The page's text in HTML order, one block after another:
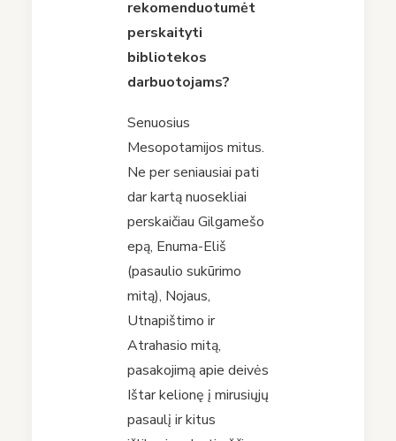
rekomenduotumėt
perskaityti
bibliotekos
darbuotojams?
Senuosius
Mesopotamijos mitus.
Ne per seniausiai pati
dar kartą nuosekliai
perskaičiau Gilgamešo
epą, Enuma-Eliš
(pasaulio sukūrimo
mitą), Nojaus,
Utnapištimo ir
Atrahasio mitą,
pasakojimą apie deivės
Ištar kelionę į mirusiųjų
pasaulį ir kitus